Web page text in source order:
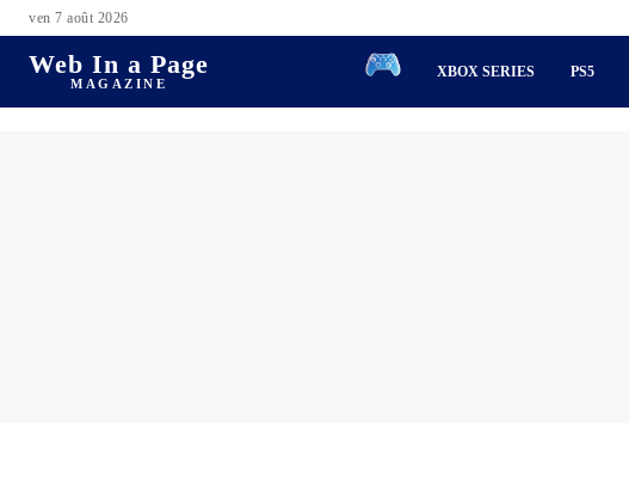
ven 7 août 2026
Web In a Page
MAGAZINE
XBOX SERIES PS5